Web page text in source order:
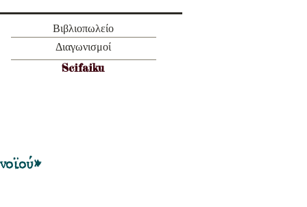
Βιβλιοπωλείο
Διαγωνισμοί
Scifaiku